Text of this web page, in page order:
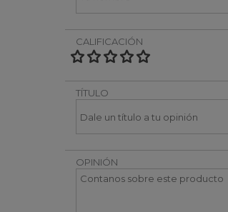
CALIFICACIÓN
TÍTULO
OPINIÓN